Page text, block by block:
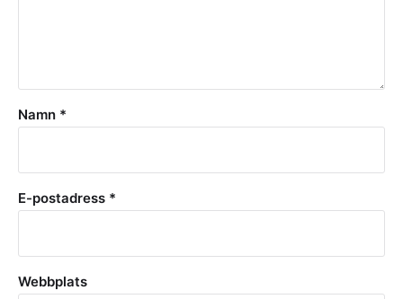
Namn *
E-postadress *
Webbplats